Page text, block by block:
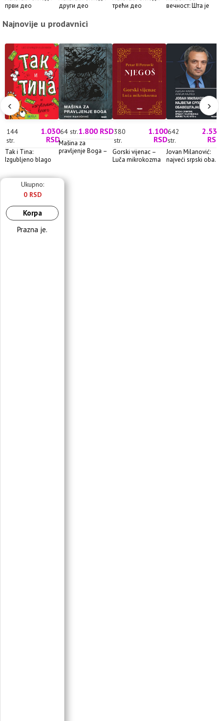
први део
други део
трећи део
вечност: Шта је
Najnovije u prodavnici
‹ ›
144
str.
1.030
RSD
Tak i Tina:
Izgubljeno blago
64 str.1.800 RSD
Mašina za
pravljenje Boga –
380
str.
1.100
RSD
Gorski vijenac –
Luča mikrokozma
642
str.
Jovan Milanović:
najveći srpski
Ukupno:
0 RSD
Korpa
Prazna je.